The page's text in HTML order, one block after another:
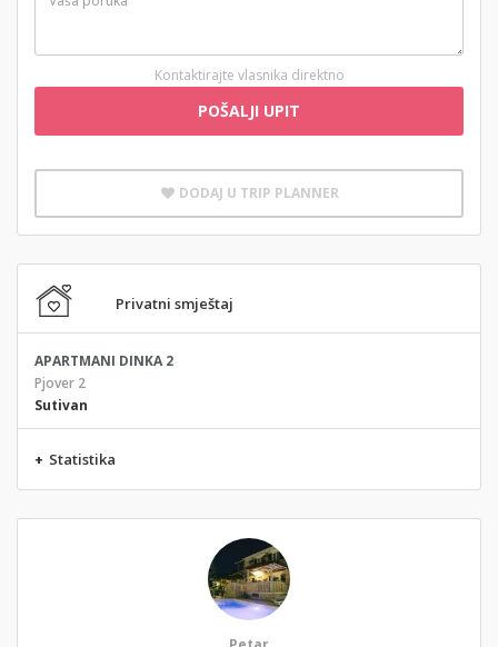
Kontaktirajte vlasnika direktno
POŠALJI UPIT
DODAJ U TRIP PLANNER
Privatni smještaj
APARTMANI DINKA 2
Pjover 2
Sutivan
+ Statistika